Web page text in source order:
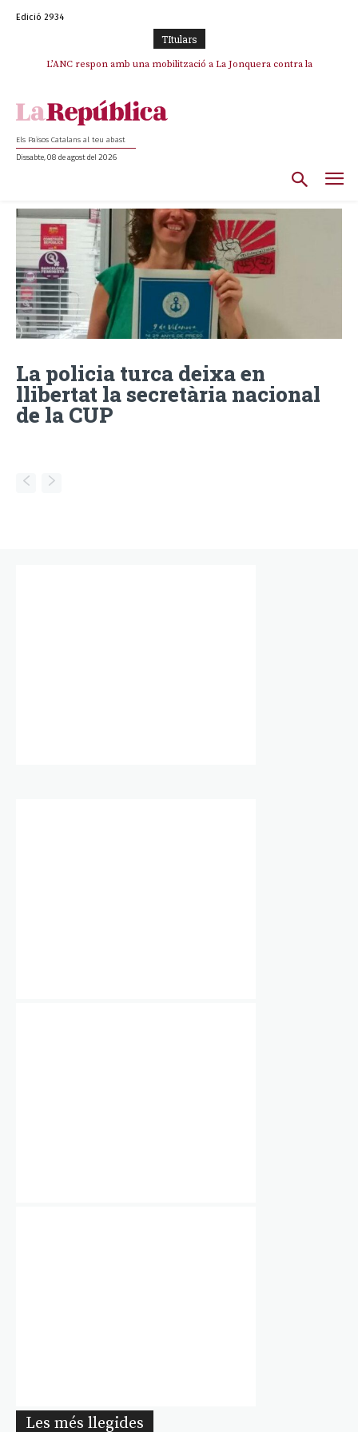
Edició 2934
TItulars
L’ANC respon amb una mobilització a La Jonquera contra la
Els Països Catalans al teu abast
Dissabte, 08 de agost del 2026
La policia turca deixa en
llibertat la secretària nacional
de la CUP
Les més llegides